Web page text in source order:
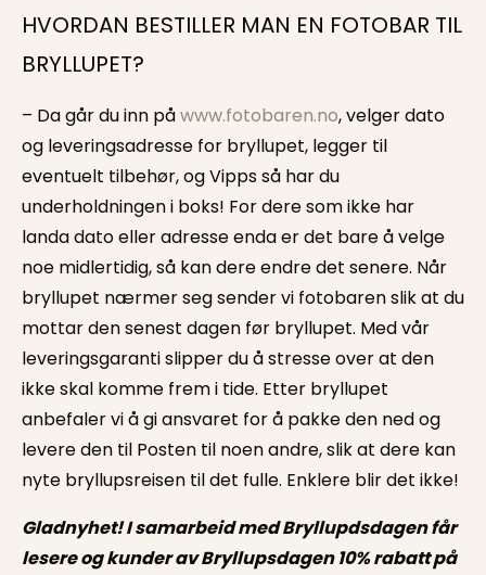
HVORDAN BESTILLER MAN EN FOTOBAR TIL
BRYLLUPET?
– Da går du inn påwww.fotobaren.no, velger dato
og leveringsadresse for bryllupet, legger til
eventuelt tilbehør, og Vipps så har du
underholdningen i boks! For dere som ikke har
landa dato eller adresse enda er det bare å velge
noe midlertidig, så kan dere endre det senere. Når
bryllupet nærmer seg sender vi fotobaren slik at du
mottar den senest dagen før bryllupet. Med vår
leveringsgaranti slipper du å stresse over at den
ikke skal komme frem i tide. Etter bryllupet
anbefaler vi å gi ansvaret for å pakke den ned og
levere den til Posten til noen andre, slik at dere kan
nyte bryllupsreisen til det fulle. Enklere blir det ikke!
Gladnyhet! I samarbeid med Bryllupdsdagen får
lesere og kunder av Bryllupsdagen 10% rabatt på